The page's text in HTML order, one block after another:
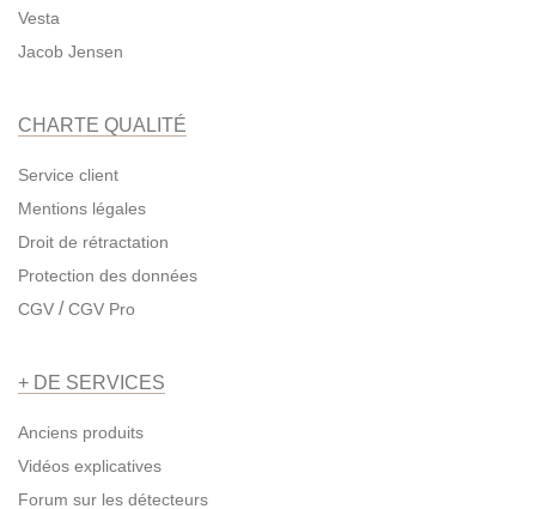
Vesta
Jacob Jensen
CHARTE QUALITÉ
Service client
Mentions légales
Droit de rétractation
Protection des données
CGV /CGV Pro
+ DE SERVICES
Anciens produits
Vidéos explicatives
Forum sur les détecteurs